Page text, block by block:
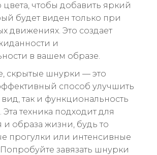
цвета, чтобы добавить яркий
будет виден только при
движениях. Это создает
и
в вашем образе.
скрытые шнурки — это
способ улучшить
так и функциональность
техника подходит для
и образа жизни, будь то
прогулки или интенсивные
завязать шнурки